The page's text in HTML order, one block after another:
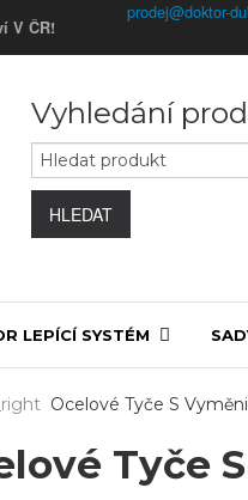
V ČR!
Vyhledání
HLEDAT
LEPÍCÍ SYSTÉM
Ocelové Tyče S
Tyče